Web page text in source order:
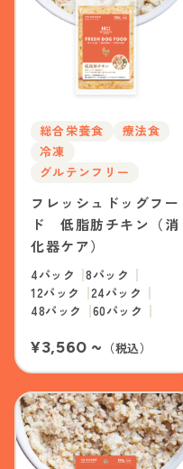
総合栄養食
療法食
冷凍
グルテンフリー
フレッシュドッグフー
ド 低脂肪チキン（消
化器ケア）
4パック
8パック
12パック
24パック
48パック
60パック
¥3,560 ~ （税込）